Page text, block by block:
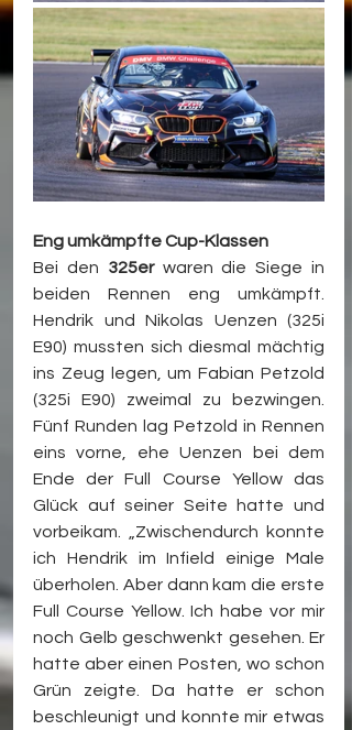
Eng umkämpfte Cup-Klassen
Bei den 325er waren die Siege in
beiden Rennen eng umkämpft.
Hendrik und Nikolas Uenzen (325i
E90) mussten sich diesmal mächtig
ins Zeug legen, um Fabian Petzold
(325i E90) zweimal zu bezwingen.
Fünf Runden lag Petzold in Rennen
eins vorne, ehe Uenzen bei dem
Ende der Full Course Yellow das
Glück auf seiner Seite hatte und
vorbeikam. „Zwischendurch konnte
ich Hendrik im Infield einige Male
überholen. Aber dann kam die erste
Full Course Yellow. Ich habe vor mir
noch Gelb geschwenkt gesehen. Er
hatte aber einen Posten, wo schon
Grün zeigte. Da hatte er schon
beschleunigt und konnte mir etwas